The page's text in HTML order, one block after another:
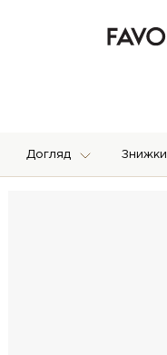
Догляд Знижки